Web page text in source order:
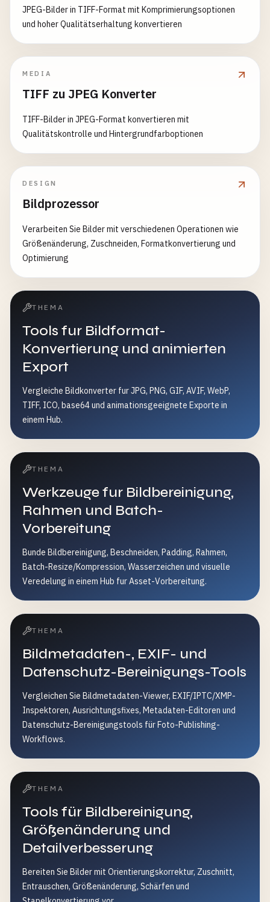
JPEG-Bilder in TIFF-Format mit Komprimierungsoptionen
und hoher Qualitätserhaltung konvertieren
MEDIA
TIFF zu JPEG Konverter
TIFF-Bilder in JPEG-Format konvertieren mit
Qualitätskontrolle und Hintergrundfarboptionen
DESIGN
Bildprozessor
Verarbeiten Sie Bilder mit verschiedenen Operationen wie
Größenänderung, Zuschneiden, Formatkonvertierung und
Optimierung
THEMA
Tools fur Bildformat-
Konvertierung und animierten
Export
Vergleiche Bildkonverter fur JPG, PNG, GIF, AVIF, WebP,
TIFF, ICO, base64 und animationsgeeignete Exporte in
einem Hub.
THEMA
Werkzeuge fur Bildbereinigung,
Rahmen und Batch-
Vorbereitung
Bunde Bildbereinigung, Beschneiden, Padding, Rahmen,
Batch-Resize/Kompression, Wasserzeichen und visuelle
Veredelung in einem Hub fur Asset-Vorbereitung.
THEMA
Bildmetadaten-, EXIF- und
Datenschutz-Bereinigungs-Tools
Vergleichen Sie Bildmetadaten-Viewer, EXIF/IPTC/XMP-
Inspektoren, Ausrichtungsfixes, Metadaten-Editoren und
Datenschutz-Bereinigungstools für Foto-Publishing-
Workflows.
THEMA
Tools für Bildbereinigung,
Größenänderung und
Detailverbesserung
Bereiten Sie Bilder mit Orientierungskorrektur, Zuschnitt,
Entrauschen, Größenänderung, Schärfen und